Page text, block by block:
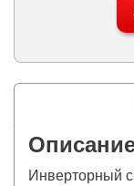
Инверторный